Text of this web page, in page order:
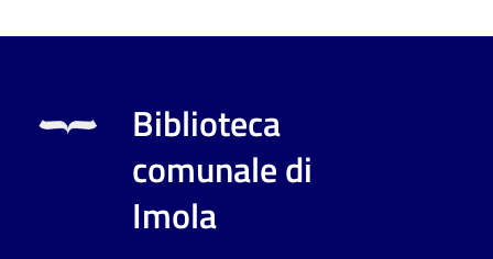
puoi
Biblioteca
comunale di
Imola